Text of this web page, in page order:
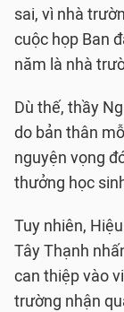
sai, vì nhà
cuộc họp Ban
năm là nhà
Dù thế, thầy
do bản thân
nguyện vọng
thưởng học
Tuy nhiên,
Tây Thạnh
can thiệp vào
trường nhận